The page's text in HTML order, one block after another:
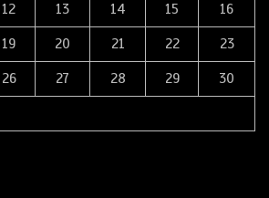
12 13 14 15 16
19 20 21 22 23
26 27 28 29 30